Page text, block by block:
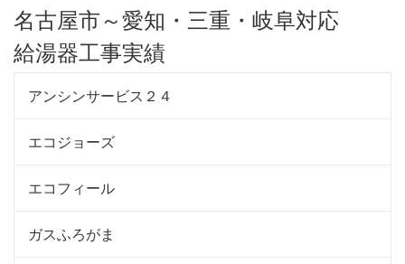
名古屋市～愛知・三重・岐阜対応
給湯器工事実績
アンシンサービス２４
エコジョーズ
エコフィール
ガスふろがま